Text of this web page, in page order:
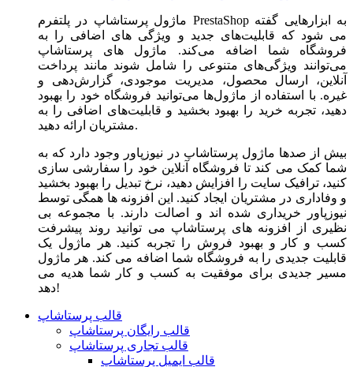
ماژول‌ پرستاشاپ در پلتفرم PrestaShop به ابزارهایی گفته
می شود که قابلیت‌های جدید و ویژگی های اضافی را به
فروشگاه شما اضافه می‌کند. ماژول های پرستاشاپ
می‌توانند ویژگی‌های متنوعی را شامل شوند مانند پرداخت
آنلاین، ارسال محصول، مدیریت موجودی، گزارش‌دهی و
غیره. با استفاده از ماژول‌ها می‌توانید فروشگاه خود را بهبود
دهید، تجربه خرید را بهبود بخشید و قابلیت‌های اضافی را به
مشتریان ارائه دهید.
بیش از صدها ماژول پرستاشاپ در نیوزپاور وجود دارد که به
شما کمک می کند تا فروشگاه آنلاین خود را سفارشی سازی
کنید، ترافیک سایت را افزایش دهید، نرخ تبدیل را بهبود بخشید
و وفاداری در مشتریان ایجاد کنید. این افزونه ها همگی توسط
نیوزپاور خریداری شده اند و اصالت دارند. با مجموعه بی
نظیری از افزونه های پرستاشاپ می توانید روند پیشرفت
کسب و کار و بهبود فروش را تجربه کنید. هر ماژول یک
قابلیت جدیدی را به فروشگاه شما اضافه می کند. هر ماژول
مسیر جدیدی برای موفقیت به کسب و کار شما هدیه می
دهد!
قالب پرستاشاپ
قالب رایگان پرستاشاپ
قالب تجاری پرستاشاپ
قالب ایمیل پرستاشاپ